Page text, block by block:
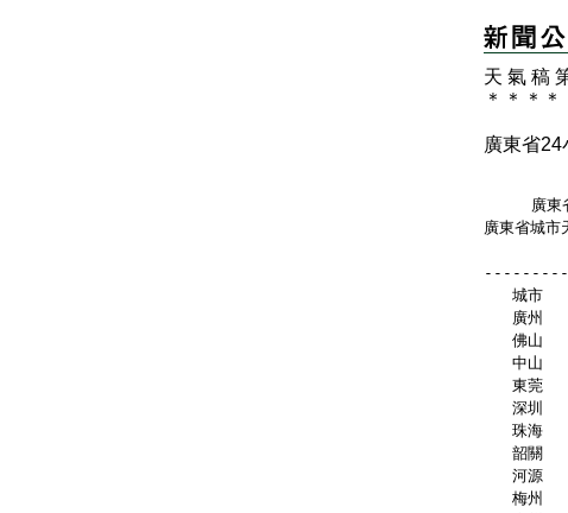
天 氣 稿
＊
＊ ＊ ＊
廣東省24
廣東
廣東省城
城市
廣州
佛山
中山
東莞
深圳
珠海
韶關
河源
梅州